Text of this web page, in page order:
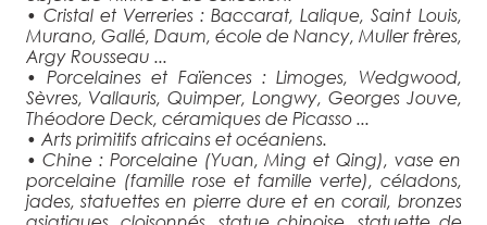
• Cristal et Verreries : Baccarat, Lalique, Saint Louis,
Murano, Gallé, Daum, école de Nancy, Muller frères,
Argy Rousseau ...
• Porcelaines et Faïences : Limoges, Wedgwood,
Sèvres, Vallauris, Quimper, Longwy, Georges Jouve,
Théodore Deck, céramiques de Picasso ...
• Arts primitifs africains et océaniens.
• Chine : Porcelaine (Yuan, Ming et Qing), vase en
porcelaine (famille rose et famille verte), céladons,
jades, statuettes en pierre dure et en corail, bronzes